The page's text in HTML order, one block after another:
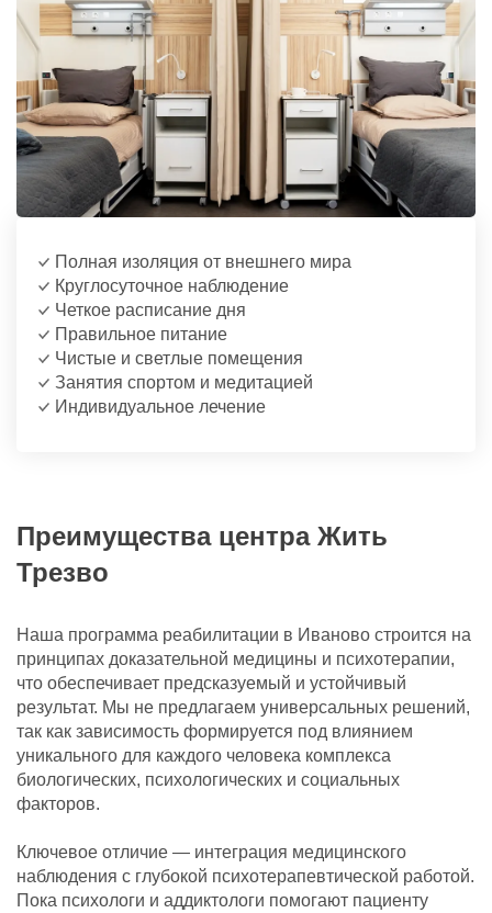
Полная изоляция от внешнего мира
Круглосуточное наблюдение
Четкое расписание дня
Правильное питание
Чистые и светлые помещения
Занятия спортом и медитацией
Индивидуальное лечение
Преимущества центра Жить
Трезво
Наша программа реабилитации в Иваново строится на
принципах доказательной медицины и психотерапии,
что обеспечивает предсказуемый и устойчивый
результат. Мы не предлагаем универсальных решений,
так как зависимость формируется под влиянием
уникального для каждого человека комплекса
биологических, психологических и социальных
факторов.
Ключевое отличие — интеграция медицинского
наблюдения с глубокой психотерапевтической работой.
Пока психологи и аддиктологи помогают пациенту